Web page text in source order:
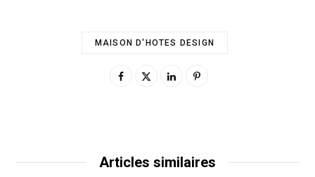
MAISON D'HOTES DESIGN
Articles similaires